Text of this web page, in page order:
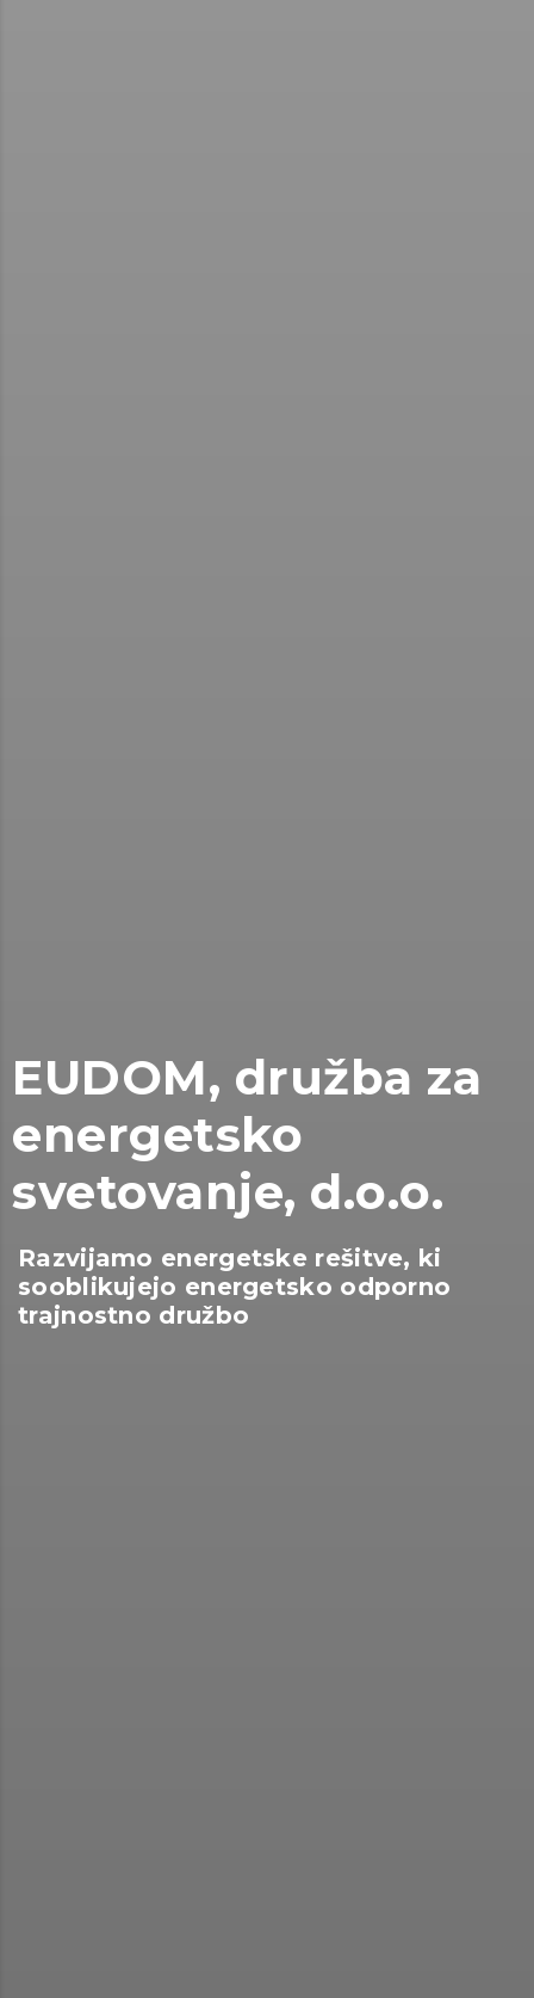
EUDOM, družba za
energetsko
svetovanje, d.o.o.
Razvijamo energetske rešitve, ki
sooblikujejo energetsko odporno
trajnostno družbo